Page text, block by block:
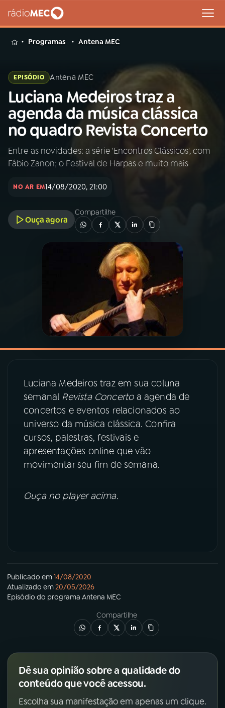
MENU
Buscar
na
Rádio
MEC
Buscar
Início AO VIVO
INÍCIO
A RÁDIO
PROGRAMAÇÃO
PODCASTS
06VIDEOCASTS
07ÚLTIMAS
08PRÊMIO RÁDIO MEC
ACOMPANHE A RÁDIO MEC
Instagram
Programas Antena MEC
EPISÓDIO Antena MEC
Luciana Medeiros traz a
agenda da música clássica
no quadro Revista Concerto
Entre as novidades: a série 'Encontros Clássicos', com
Fábio Zanon; o Festival de Harpas e muito mais
NO AR EM14/08/2020, 21:00
Ouça agora
Compartilhe
Luciana Medeiros traz em sua coluna
semanal Revista Concertoa agenda de
concertos e eventos relacionados ao
universo da música clássica. Confira
cursos, palestras, festivais e
apresentações online que vão
movimentar seu fim de semana.
Ouça no player acima.
Publicado em14/08/2020
Atualizado em20/05/2026
Episódio do programa Antena MEC
Compartilhe
Dê sua opinião sobre a qualidade do
conteúdo que você acessou.
Escolha sua manifestação em apenas um clique.